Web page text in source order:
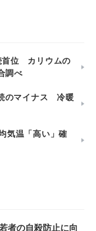
首位 カリウムの
調べ
のマイナス 冷暖
気温「高い」確
者の自殺防止に向